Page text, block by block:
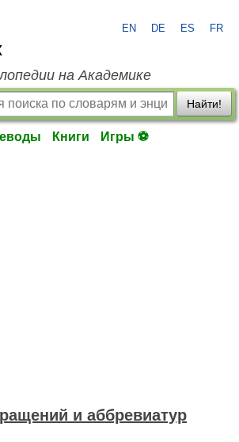
EN DE ES FR
на Академике
Найти!
Книги Игры ⚽
и аббревиатур